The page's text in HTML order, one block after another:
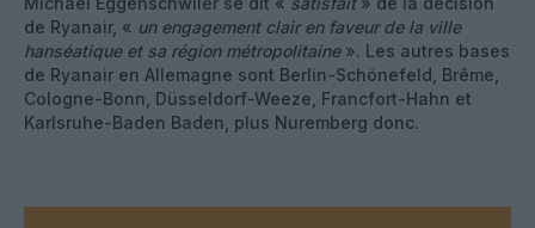
de Ryanair, « un engagement clair en faveur de la ville
hanséatique et sa région métropolitaine». Les autres bases
de Ryanair en Allemagne sont Berlin-Schönefeld, Brême,
Cologne-Bonn, Düsseldorf-Weeze, Francfort-Hahn et
Karlsruhe-Baden Baden, plus Nuremberg donc.